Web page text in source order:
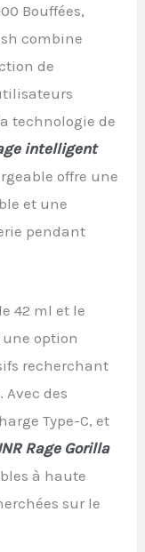
Bouffées,
combine
de
technologie de
intelligent
offre une
et une
pendant
42 ml et le
une option
recherchant
Avec des
Type-C, et
Rage Gorilla
à haute
sur le